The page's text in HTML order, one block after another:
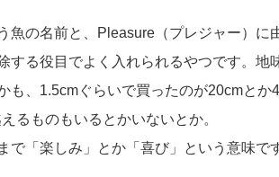
魚の名前と、Pleasure（プレジャー）に
する役目でよく入れられるやつです。地
も、1.5cmぐらいで買ったのが20cmと
るものもいるとかいないとか。
で「楽しみ」とか「喜び」という意味で